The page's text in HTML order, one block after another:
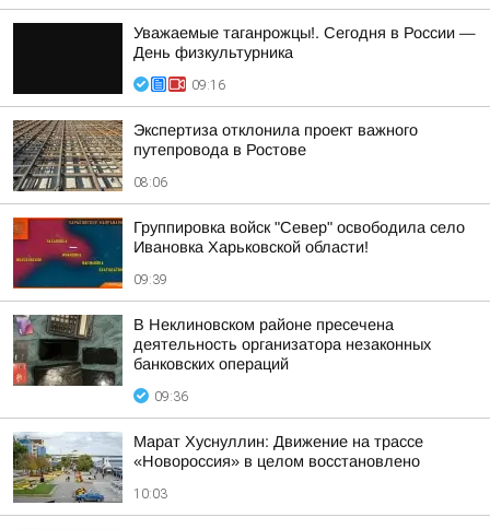
Уважаемые таганрожцы!. Сегодня в России —
День физкультурника
09:16
Экспертиза отклонила проект важного
путепровода в Ростове
08:06
Группировка войск "Север" освободила село
Ивановка Харьковской области!
09:39
В Неклиновском районе пресечена
деятельность организатора незаконных
банковских операций
09:36
Марат Хуснуллин: Движение на трассе
«Новороссия» в целом восстановлено
10:03